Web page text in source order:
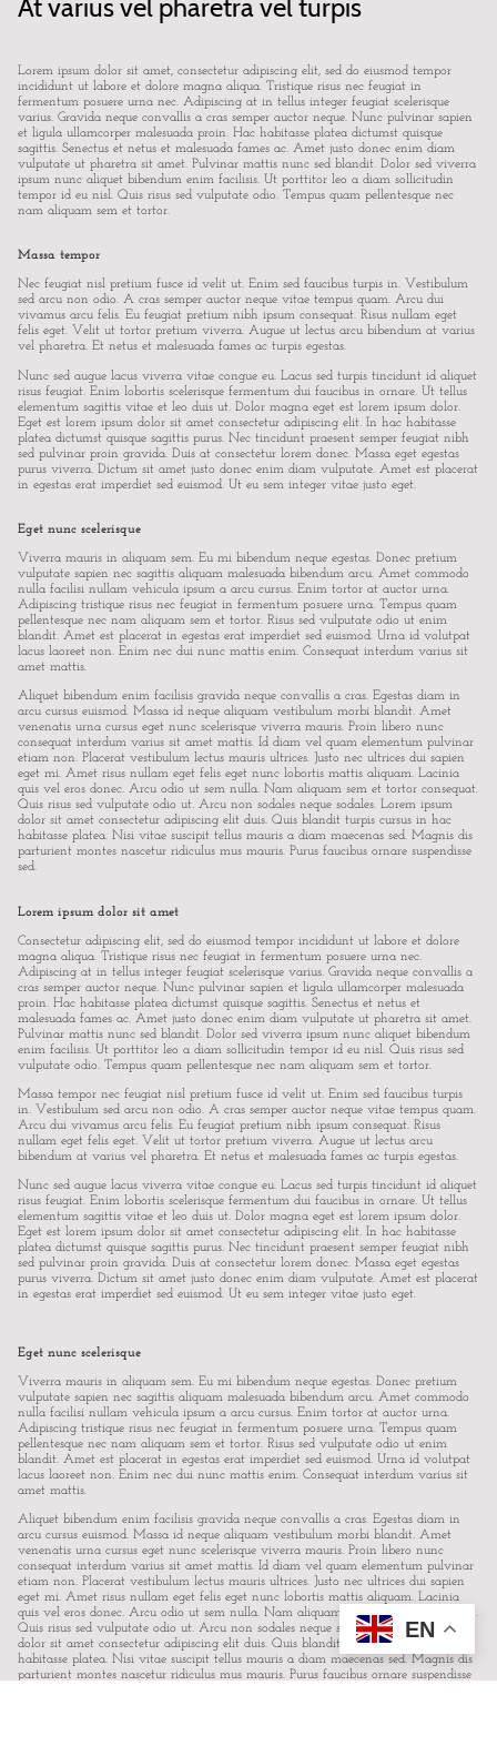
At varius vel pharetra vel turpis
Lorem ipsum dolor sit amet, consectetur adipiscing elit, sed do eiusmod tempor
incididunt ut labore et dolore magna aliqua. Tristique risus nec feugiat in
fermentum posuere urna nec. Adipiscing at in tellus integer feugiat scelerisque
varius. Gravida neque convallis a cras semper auctor neque. Nunc pulvinar sapien
et ligula ullamcorper malesuada proin. Hac habitasse platea dictumst quisque
sagittis. Senectus et netus et malesuada fames ac. Amet justo donec enim diam
vulputate ut pharetra sit amet. Pulvinar mattis nunc sed blandit. Dolor sed viverra
ipsum nunc aliquet bibendum enim facilisis. Ut porttitor leo a diam sollicitudin
tempor id eu nisl. Quis risus sed vulputate odio. Tempus quam pellentesque nec
nam aliquam sem et tortor.
Massa tempor
Nec feugiat nisl pretium fusce id velit ut. Enim sed faucibus turpis in. Vestibulum
sed arcu non odio. A cras semper auctor neque vitae tempus quam. Arcu dui
vivamus arcu felis. Eu feugiat pretium nibh ipsum consequat. Risus nullam eget
felis eget. Velit ut tortor pretium viverra. Augue ut lectus arcu bibendum at varius
vel pharetra. Et netus et malesuada fames ac turpis egestas.
Nunc sed augue lacus viverra vitae congue eu. Lacus sed turpis tincidunt id aliquet
risus feugiat. Enim lobortis scelerisque fermentum dui faucibus in ornare. Ut tellus
elementum sagittis vitae et leo duis ut. Dolor magna eget est lorem ipsum dolor.
Eget est lorem ipsum dolor sit amet consectetur adipiscing elit. In hac habitasse
platea dictumst quisque sagittis purus. Nec tincidunt praesent semper feugiat nibh
sed pulvinar proin gravida. Duis at consectetur lorem donec. Massa eget egestas
purus viverra. Dictum sit amet justo donec enim diam vulputate. Amet est placerat
in egestas erat imperdiet sed euismod. Ut eu sem integer vitae justo eget.
Eget nunc scelerisque
Viverra mauris in aliquam sem. Eu mi bibendum neque egestas. Donec pretium
vulputate sapien nec sagittis aliquam malesuada bibendum arcu. Amet commodo
nulla facilisi nullam vehicula ipsum a arcu cursus. Enim tortor at auctor urna.
Adipiscing tristique risus nec feugiat in fermentum posuere urna. Tempus quam
pellentesque nec nam aliquam sem et tortor. Risus sed vulputate odio ut enim
blandit. Amet est placerat in egestas erat imperdiet sed euismod. Urna id volutpat
lacus laoreet non. Enim nec dui nunc mattis enim. Consequat interdum varius sit
amet mattis.
Aliquet bibendum enim facilisis gravida neque convallis a cras. Egestas diam in
arcu cursus euismod. Massa id neque aliquam vestibulum morbi blandit. Amet
venenatis urna cursus eget nunc scelerisque viverra mauris. Proin libero nunc
consequat interdum varius sit amet mattis. Id diam vel quam elementum pulvinar
etiam non. Placerat vestibulum lectus mauris ultrices. Justo nec ultrices dui sapien
eget mi. Amet risus nullam eget felis eget nunc lobortis mattis aliquam. Lacinia
quis vel eros donec. Arcu odio ut sem nulla. Nam aliquam sem et tortor consequat.
Quis risus sed vulputate odio ut. Arcu non sodales neque sodales. Lorem ipsum
dolor sit amet consectetur adipiscing elit duis. Quis blandit turpis cursus in hac
habitasse platea. Nisi vitae suscipit tellus mauris a diam maecenas sed. Magnis dis
parturient montes nascetur ridiculus mus mauris. Purus faucibus ornare suspendisse
sed.
Lorem ipsum dolor sit amet
Consectetur adipiscing elit, sed do eiusmod tempor incididunt ut labore et dolore
magna aliqua. Tristique risus nec feugiat in fermentum posuere urna nec.
Adipiscing at in tellus integer feugiat scelerisque varius. Gravida neque convallis a
cras semper auctor neque. Nunc pulvinar sapien et ligula ullamcorper malesuada
proin. Hac habitasse platea dictumst quisque sagittis. Senectus et netus et
malesuada fames ac. Amet justo donec enim diam vulputate ut pharetra sit amet.
Pulvinar mattis nunc sed blandit. Dolor sed viverra ipsum nunc aliquet bibendum
enim facilisis. Ut porttitor leo a diam sollicitudin tempor id eu nisl. Quis risus sed
vulputate odio. Tempus quam pellentesque nec nam aliquam sem et tortor.
Massa tempor nec feugiat nisl pretium fusce id velit ut. Enim sed faucibus turpis
in. Vestibulum sed arcu non odio. A cras semper auctor neque vitae tempus quam.
Arcu dui vivamus arcu felis. Eu feugiat pretium nibh ipsum consequat. Risus
nullam eget felis eget. Velit ut tortor pretium viverra. Augue ut lectus arcu
bibendum at varius vel pharetra. Et netus et malesuada fames ac turpis egestas.
Nunc sed augue lacus viverra vitae congue eu. Lacus sed turpis tincidunt id aliquet
risus feugiat. Enim lobortis scelerisque fermentum dui faucibus in ornare. Ut tellus
elementum sagittis vitae et leo duis ut. Dolor magna eget est lorem ipsum dolor.
Eget est lorem ipsum dolor sit amet consectetur adipiscing elit. In hac habitasse
platea dictumst quisque sagittis purus. Nec tincidunt praesent semper feugiat nibh
sed pulvinar proin gravida. Duis at consectetur lorem donec. Massa eget egestas
purus viverra. Dictum sit amet justo donec enim diam vulputate. Amet est placerat
in egestas erat imperdiet sed euismod. Ut eu sem integer vitae justo eget.
Eget nunc scelerisque
Viverra mauris in aliquam sem. Eu mi bibendum neque egestas. Donec pretium
vulputate sapien nec sagittis aliquam malesuada bibendum arcu. Amet commodo
nulla facilisi nullam vehicula ipsum a arcu cursus. Enim tortor at auctor urna.
Adipiscing tristique risus nec feugiat in fermentum posuere urna. Tempus quam
pellentesque nec nam aliquam sem et tortor. Risus sed vulputate odio ut enim
blandit. Amet est placerat in egestas erat imperdiet sed euismod. Urna id volutpat
lacus laoreet non. Enim nec dui nunc mattis enim. Consequat interdum varius sit
amet mattis.
Aliquet bibendum enim facilisis gravida neque convallis a cras. Egestas diam in
arcu cursus euismod. Massa id neque aliquam vestibulum morbi blandit. Amet
venenatis urna cursus eget nunc scelerisque viverra mauris. Proin libero nunc
consequat interdum varius sit amet mattis. Id diam vel quam elementum pulvinar
etiam non. Placerat vestibulum lectus mauris ultrices. Justo nec ultrices dui sapien
eget mi. Amet risus nullam eget felis eget nunc lobortis mattis aliquam. Lacinia
quis vel eros donec. Arcu odio ut sem nulla. Nam aliquam sem et tortor consequat.
Quis risus sed vulputate odio ut. Arcu non sodales neque sodales. Lorem ipsum
dolor sit amet consectetur adipiscing elit duis. Quis blandit turpis cursus in hac
habitasse platea. Nisi vitae suscipit tellus mauris a diam maecenas sed. Magnis dis
parturient montes nascetur ridiculus mus mauris. Purus faucibus ornare suspendisse
EN